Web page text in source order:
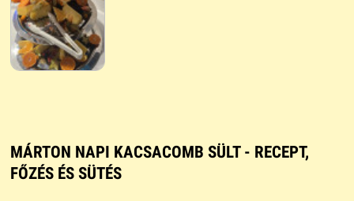
MÁRTON NAPI KACSACOMB SÜLT - RECEPT,
FŐZÉS ÉS SÜTÉS